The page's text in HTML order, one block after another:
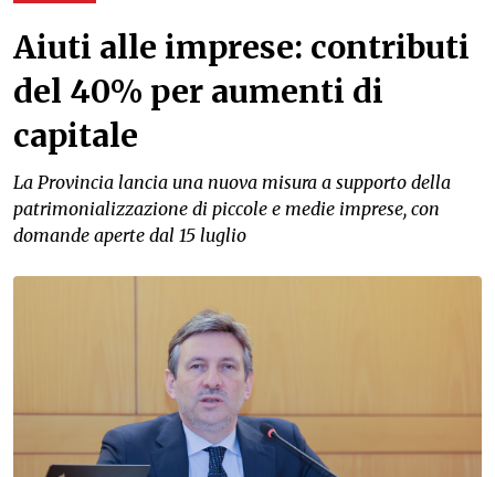
Aiuti alle imprese: contributi
del 40% per aumenti di
capitale
La Provincia lancia una nuova misura a supporto della
patrimonializzazione di piccole e medie imprese, con
domande aperte dal 15 luglio